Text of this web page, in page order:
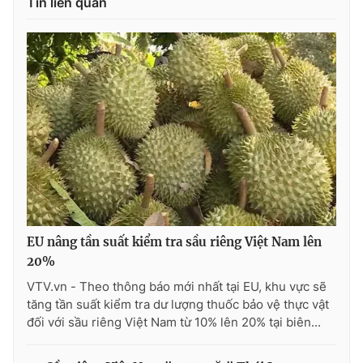
THỜI BÁO VTV
Theo dõi báo trên
Cơ quan chủ quản:Đài Truyền hình Việt Nam
Cơ quan báo chí:Thời báo VTV
Giấy phép hoạt động báo in và báo điện tử số 483/GP-BTTTT
cấp ngày 29/12/2023
Tổng Biên tập:Vũ Thanh Thủy
Phó Tổng Biên tập:Nguyễn Thị Mỹ Hạnh, Phạm Quốc Thắng,
Nguyễn Trọng Ninh
EU nâng tần suất kiểm tra sầu riêng Việt Nam lên
20%
VTV.vn - Theo thông báo mới nhất tại EU, khu vực sẽ
tăng tần suất kiểm tra dư lượng thuốc bảo vệ thực vật
đối với sầu riêng Việt Nam từ 10% lên 20% tại biên...